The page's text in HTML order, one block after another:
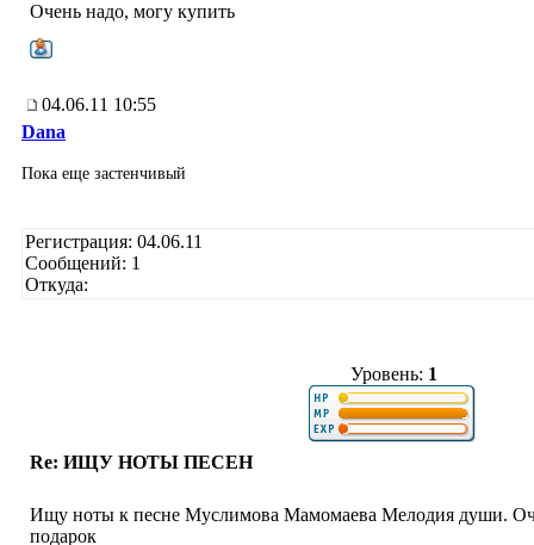
Очень надо, могу купить
04.06.11 10:55
Dana
Пока еще застенчивый
Регистрация: 04.06.11
Сообщений: 1
Откуда:
Уровень: 1
Re: ИЩУ НОТЫ ПЕСЕН
Ищу ноты к песне Муслимова Мамомаева Мелодия души.
подарок